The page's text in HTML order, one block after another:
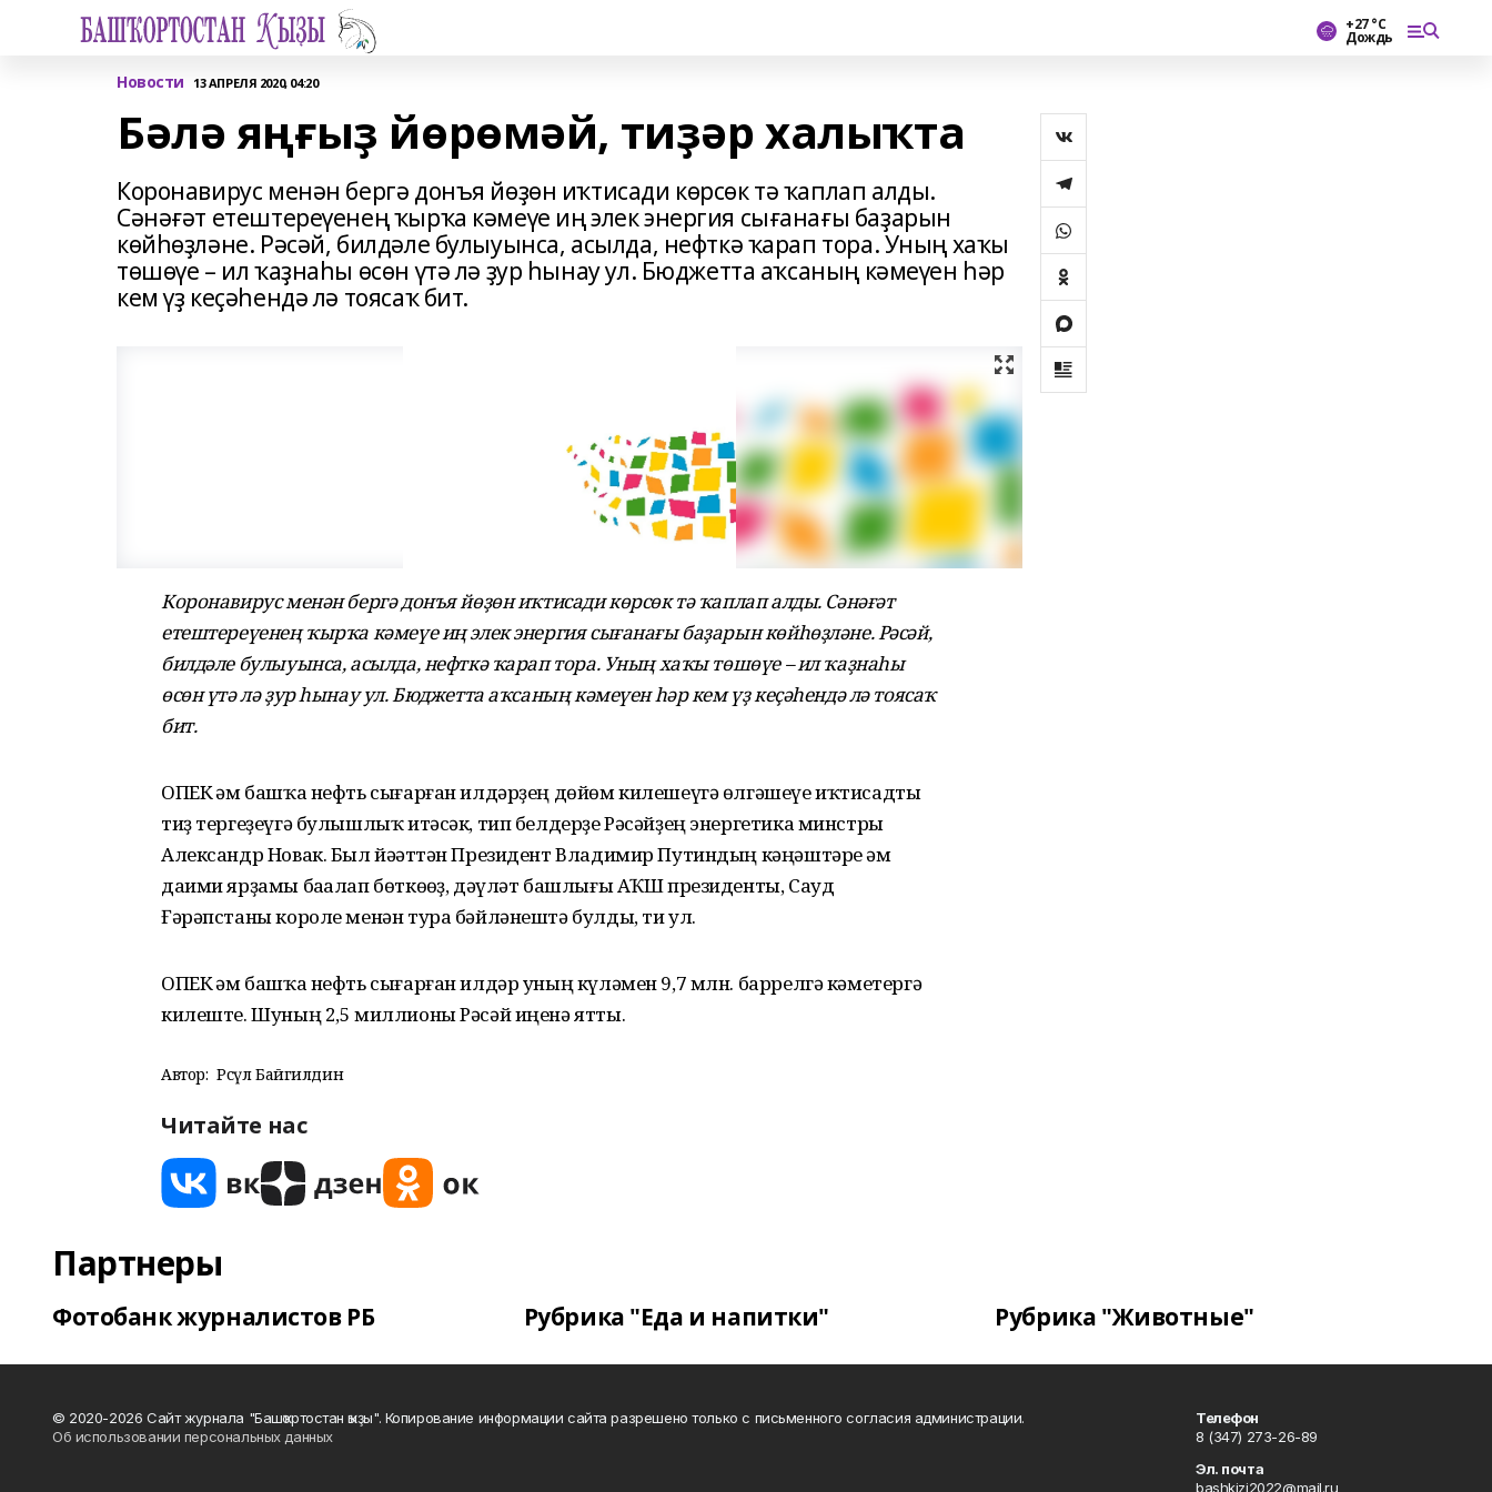
+27 °С
Дождь
Новости 13 АПРЕЛЯ 2020, 04:20
Бәлә яңғыҙ йөрөмәй, тиҙәр халыҡта
Коронавирус менән бергә донъя йөҙөн иҡтисади көрсөк тә ҡаплап алды.
Сәнәғәт етештереүенең ҡырҡа кәмеүе иң элек энергия сығанағы баҙарын
көйһөҙләне. Рәсәй, билдәле булыуынса, асылда, нефткә ҡарап тора. Уның хаҡы
төшөүе – ил ҡаҙнаһы өсөн үтә лә ҙур һынау ул. Бюджетта аҡсаның кәмеүен һәр
кем үҙ кеҫәһендә лә тоясаҡ бит.
Коронавирус менән бергә донъя йөҙөн иҡтисади көрсөк тә ҡаплап алды. Сәнәғәт
етештереүенең ҡырҡа кәмеүе иң элек энергия сығанағы баҙарын көйһөҙләне. Рәсәй,
билдәле булыуынса, асылда, нефткә ҡарап тора. Уның хаҡы төшөүе – ил ҡаҙнаһы
өсөн үтә лә ҙур һынау ул. Бюджетта аҡсаның кәмеүен һәр кем үҙ кеҫәһендә лә тоясаҡ
бит.
ОПЕК һәм башҡа нефть сығарған илдәрҙең дөйөм килешеүгә өлгәшеүе иҡтисадты
тиҙ тергеҙеүгә булышлыҡ итәсәк, тип белдерҙе Рәсәйҙең энергетика минстры
Александр Новак. Был йәһәттән Президент Владимир Путиндың кәңәштәре һәм
даими ярҙамы баһалап бөткөһөҙ, дәүләт башлығы АҠШ президенты, Сауд
Ғәрәпстаны короле менән тура бәйләнештә булды, ти ул.
ОПЕК һәм башҡа нефть сығарған илдәр уның күләмен 9,7 млн. баррелгә кәметергә
килеште. Шуның 2,5 миллионы Рәсәй иңенә ятты.
Автор: Рәсүл Байгилдин
Читайте нас
Партнеры
Фотобанк журналистов РБ Рубрика "Еда и напитки" Рубрика "Животные"
© 2020-2026 Сайт журнала "Башҡортостан ҡыҙы". Копирование информации сайта разрешено только с письменного согласия администрации.
Об использовании персональных данных
Телефон
8 (347) 273-26-89
Эл. почта
bashkizi2022@mail.ru